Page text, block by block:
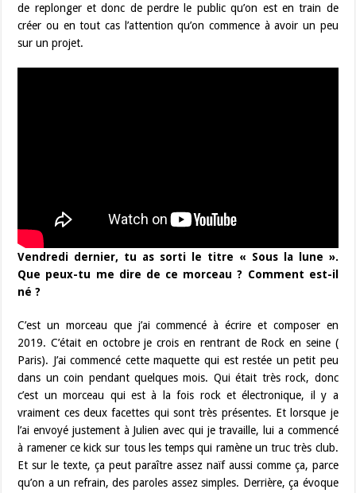
de replonger et donc de perdre le public qu’on est en train de
créer ou en tout cas l’attention qu’on commence à avoir un peu
sur un projet.
Vendredi dernier, tu as sorti le titre « Sous la lune ».
Que peux-tu me dire de ce morceau ? Comment est-il
né ?
C’est un morceau que j’ai commencé à écrire et composer en
2019. C’était en octobre je crois en rentrant de Rock en seine (
Paris). J’ai commencé cette maquette qui est restée un petit peu
dans un coin pendant quelques mois. Qui était très rock, donc
c’est un morceau qui est à la fois rock et électronique, il y a
vraiment ces deux facettes qui sont très présentes. Et lorsque je
l’ai envoyé justement à Julien avec qui je travaille, lui a commencé
à ramener ce kick sur tous les temps qui ramène un truc très club.
Et sur le texte, ça peut paraître assez naïf aussi comme ça, parce
qu’on a un refrain, des paroles assez simples. Derrière, ça évoque